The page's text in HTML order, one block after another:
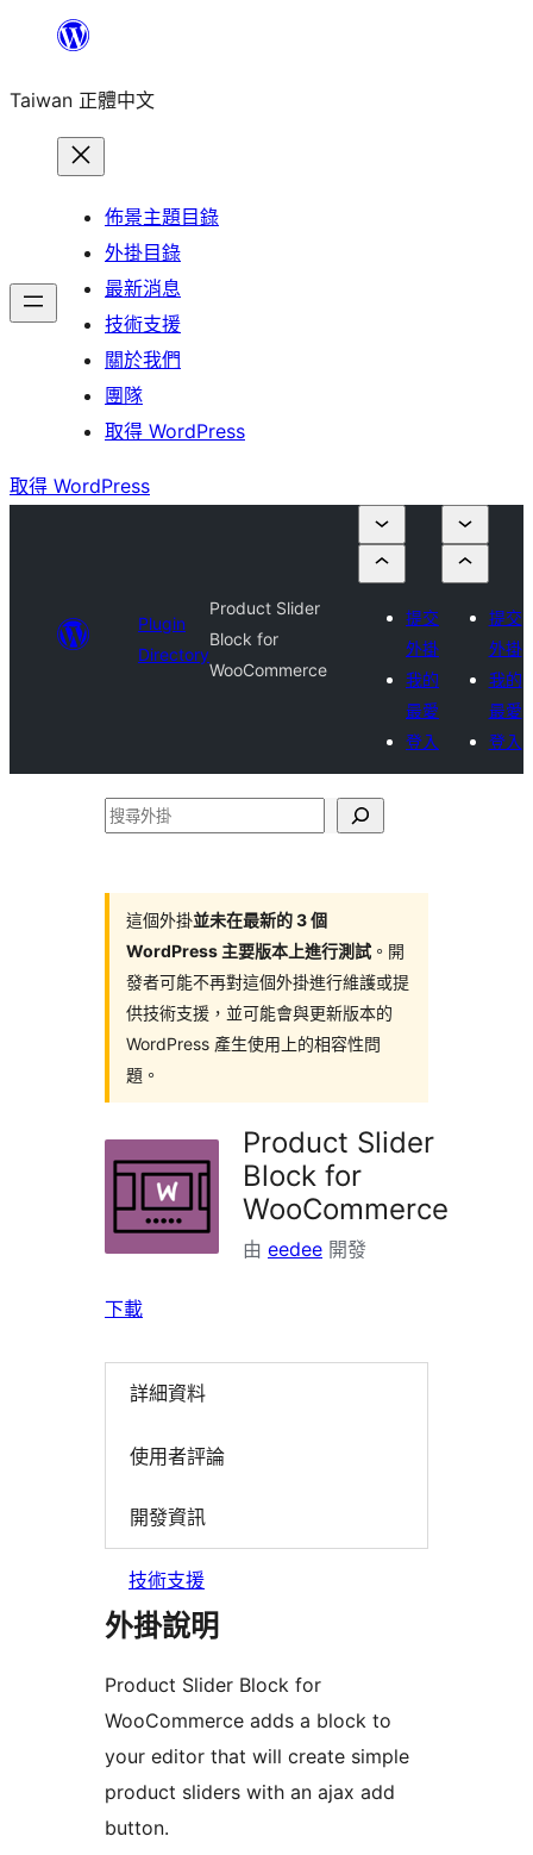
主
Taiwan 正體中文
佈景主題目錄
外掛目錄
最新消息
技術支援
關於我們
團隊
取得 WordPress
取得 WordPress
Plugin
Directory
Product Slider
Block for
WooCommerce
提交
外掛
我的
最愛
登入
提交
外掛
我的
最愛
登入
搜
這個外掛並未在最新的 3 個
WordPress 主要版本上進行測試 。開
發者可能不再對這個外掛進行維護或提
供技術支援，並可能會與更新版本的
WordPress 產生使用上的相容性問
題。
Product Slider
Block for
WooCommerce
由 eedee 開發
下載
詳細資料
使用者評論
開發資訊
技術支援
外掛說明
Product Slider Block for
WooCommerce adds a block to
your editor that will create simple
product sliders with an ajax add
button.